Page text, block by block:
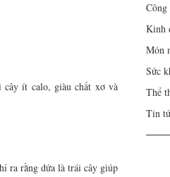
cây ít calo, giàu chất xơ và
ra rằng dứa là trái cây giúp
Công
Kinh
Món
Sức
Thể
Tin